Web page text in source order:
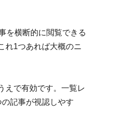
を横断的に閲覧できる
れ1つあれば大概のニ
えで有効です。一覧レ
記事が視認しやす